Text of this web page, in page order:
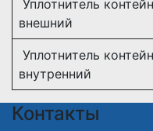
Уплотнитель
внешний
Уплотнитель
внутренний
Контакты